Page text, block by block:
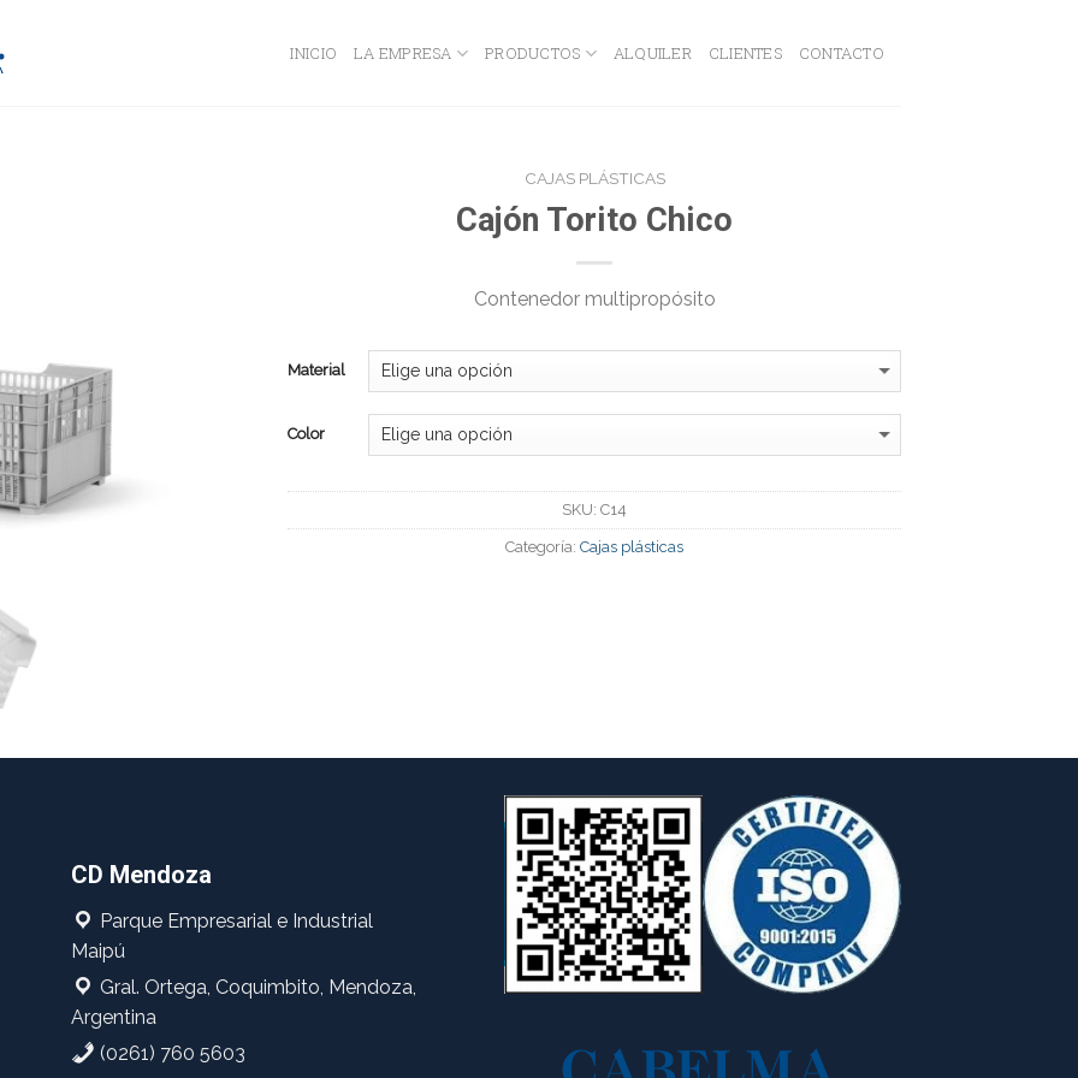
INICIO LA EMPRESA PRODUCTOS ALQUILER CLIENTES CONTACTO
CAJAS PLÁSTICAS
Cajón Torito Chico
Contenedor multipropósito
Material
Color
SKU: C14
Categoría: Cajas plásticas
CD Mendoza
Parque Empresarial e Industrial
Maipú
Gral. Ortega, Coquimbito, Mendoza,
Argentina
(0261) 760 5603